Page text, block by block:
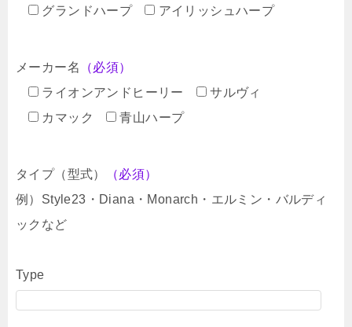
グランドハープ
アイリッシュハープ
メーカー名
（必須）
ライオンアンドヒーリー
サルヴィ
カマック
青山ハープ
タイプ（型式）
（必須）
例）Style23・Diana・Monarch・エルミン・バルディ
ックなど
Type